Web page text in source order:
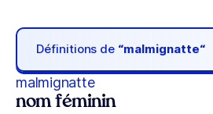
Définitions de “malmignatte“
malmignatte
nom féminin